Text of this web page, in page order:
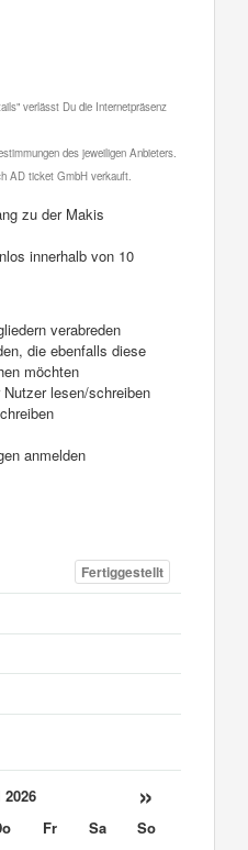
verlässt Du die Internetpräsenz
des jeweiligen Anbieters.
AD ticket GmbH verkauft.
zu der Makis
innerhalb von 10
verabreden
die ebenfalls diese
möchten
lesen/schreiben
anmelden
Fertiggestellt
»
Fr Sa
So